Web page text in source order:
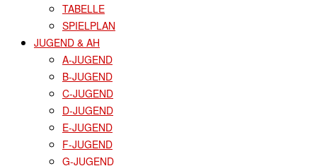
TABELLE
SPIELPLAN
JUGEND & AH
A-JUGEND
B-JUGEND
C-JUGEND
D-JUGEND
E-JUGEND
F-JUGEND
G-JUGEND